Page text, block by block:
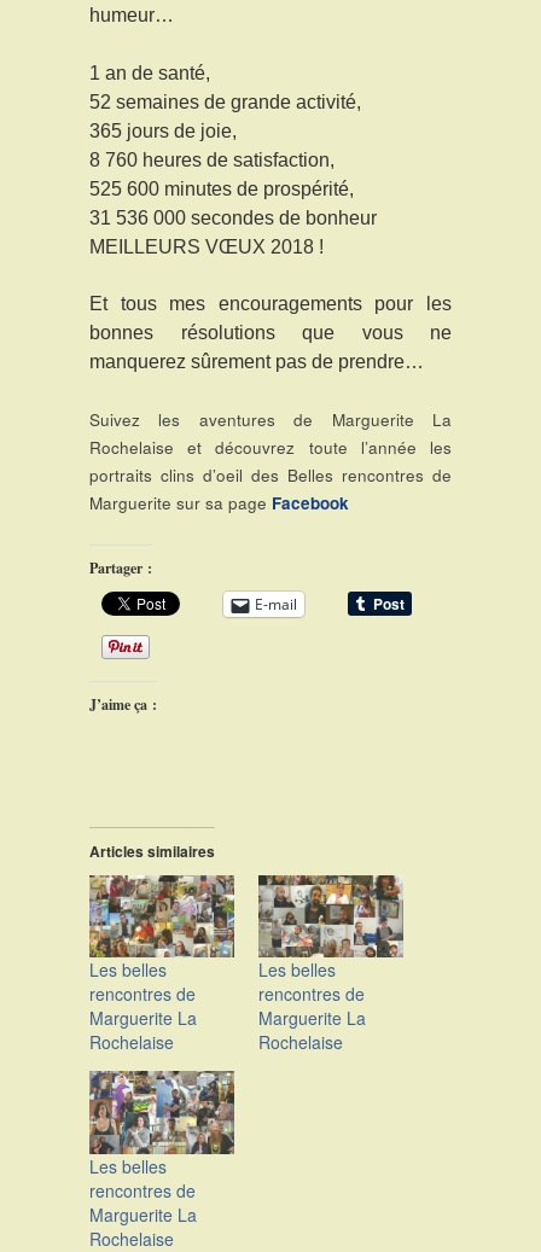
humeur…
1 an de santé,
52 semaines de grande activité,
365 jours de joie,
8 760 heures de satisfaction,
525 600 minutes de prospérité,
31 536 000 secondes de bonheur
MEILLEURS VŒUX 2018 !
Et tous mes encouragements pour les
bonnes résolutions que vous ne
manquerez sûrement pas de prendre…
Suivez les aventures de Marguerite La
Rochelaise et découvrez toute l’année les
portraits clins d’oeil des Belles rencontres de
Marguerite sur sa page Facebook
Partager :
E-mail
J’aime ça :
Articles similaires
Les belles
rencontres de
Marguerite La
Rochelaise
Les belles
rencontres de
Marguerite La
Rochelaise
Les belles
rencontres de
Marguerite La
Rochelaise